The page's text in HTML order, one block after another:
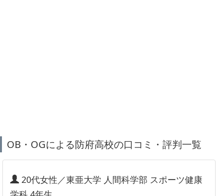
OB・OGによる防府高校の口コミ・評判一覧
20代女性／東亜大学 人間科学部 スポーツ健康